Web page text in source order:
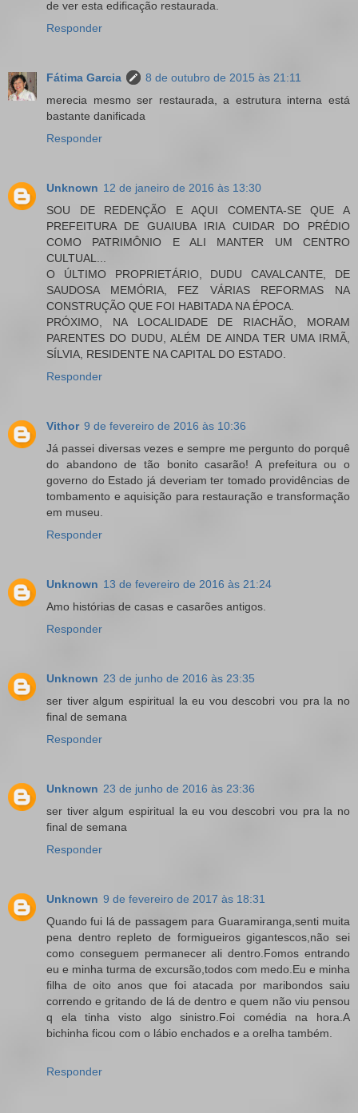
de ver esta edificação restaurada.
Responder
Fátima Garcia
8 de outubro de 2015 às 21:11
merecia mesmo ser restaurada, a estrutura interna está
bastante danificada
Responder
Unknown 12 de janeiro de 2016 às 13:30
SOU DE REDENÇÃO E AQUI COMENTA-SE QUE A
PREFEITURA DE GUAIUBA IRIA CUIDAR DO PRÉDIO
COMO PATRIMÔNIO E ALI MANTER UM CENTRO
CULTUAL...
O ÚLTIMO PROPRIETÁRIO, DUDU CAVALCANTE, DE
SAUDOSA MEMÓRIA, FEZ VÁRIAS REFORMAS NA
CONSTRUÇÃO QUE FOI HABITADA NA ÉPOCA.
PRÓXIMO, NA LOCALIDADE DE RIACHÃO, MORAM
PARENTES DO DUDU, ALÉM DE AINDA TER UMA IRMÃ,
SÍLVIA, RESIDENTE NA CAPITAL DO ESTADO.
Responder
Vithor 9 de fevereiro de 2016 às 10:36
Já passei diversas vezes e sempre me pergunto do porquê
do abandono de tão bonito casarão! A prefeitura ou o
governo do Estado já deveriam ter tomado providências de
tombamento e aquisição para restauração e transformação
em museu.
Responder
Unknown 13 de fevereiro de 2016 às 21:24
Amo histórias de casas e casarões antigos.
Responder
Unknown 23 de junho de 2016 às 23:35
ser tiver algum espiritual la eu vou descobri vou pra la no
final de semana
Responder
Unknown 23 de junho de 2016 às 23:36
ser tiver algum espiritual la eu vou descobri vou pra la no
final de semana
Responder
Unknown 9 de fevereiro de 2017 às 18:31
Quando fui lá de passagem para Guaramiranga,senti muita
pena dentro repleto de formigueiros gigantescos,não sei
como conseguem permanecer ali dentro.Fomos entrando
eu e minha turma de excursão,todos com medo.Eu e minha
filha de oito anos que foi atacada por maribondos saiu
correndo e gritando de lá de dentro e quem não viu pensou
q ela tinha visto algo sinistro.Foi comédia na hora.A
bichinha ficou com o lábio enchados e a orelha também.
Responder